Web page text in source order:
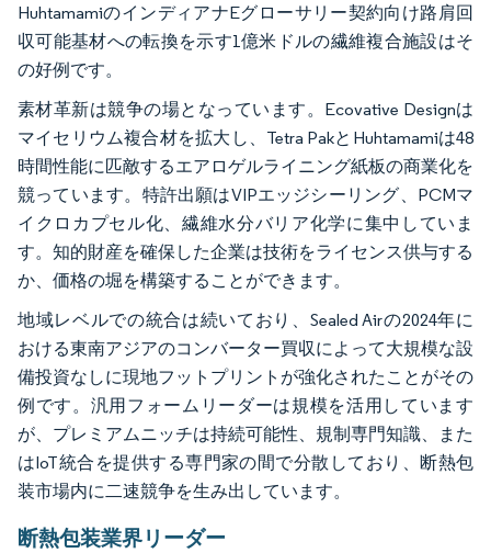
HuhtamamiのインディアナEグローサリー契約向け路肩回
収可能基材への転換を示す1億米ドルの繊維複合施設はそ
の好例です。
素材革新は競争の場となっています。Ecovative Designは
マイセリウム複合材を拡大し、Tetra PakとHuhtamamiは48
時間性能に匹敵するエアロゲルライニング紙板の商業化を
競っています。特許出願はVIPエッジシーリング、PCMマ
イクロカプセル化、繊維水分バリア化学に集中していま
す。知的財産を確保した企業は技術をライセンス供与する
か、価格の堀を構築することができます。
地域レベルでの統合は続いており、Sealed Airの2024年に
おける東南アジアのコンバーター買収によって大規模な設
備投資なしに現地フットプリントが強化されたことがその
例です。汎用フォームリーダーは規模を活用しています
が、プレミアムニッチは持続可能性、規制専門知識、また
はIoT統合を提供する専門家の間で分散しており、断熱包
装市場内に二速競争を生み出しています。
断熱包装業界リーダー